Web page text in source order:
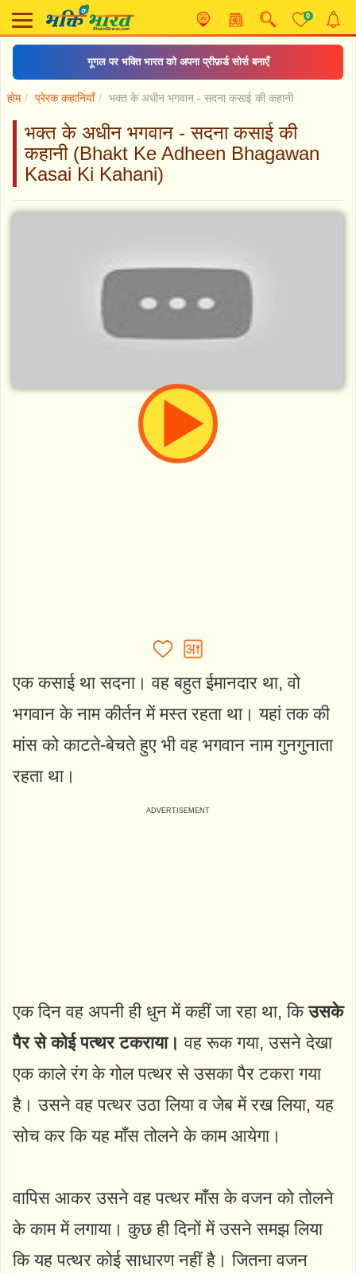
0
गूगल पर भक्ति भारत को अपना प्रीफ़र्ड सोर्स बनाएँ
होम प्रेरक कहानियाँ भक्त के अधीन भगवान - सदना कसाई की कहानी
भक्त के अधीन भगवान - सदना कसाई की
कहानी (Bhakt Ke Adheen Bhagawan
Kasai Ki Kahani)
एक कसाई था सदना। वह बहुत ईमानदार था, वो
भगवान के नाम कीर्तन में मस्त रहता था। यहां तक की
मांस को काटते-बेचते हुए भी वह भगवान नाम गुनगुनाता
रहता था।
एक दिन वह अपनी ही धुन में कहीं जा रहा था, किउसके
पैर से कोई पत्थर टकराया। वह रूक गया, उसने देखा
एक काले रंग के गोल पत्थर से उसका पैर टकरा गया
है। उसने वह पत्थर उठा लिया व जेब में रख लिया, यह
सोच कर कि यह माँस तोलने के काम आयेगा।
वापिस आकर उसने वह पत्थर माँस के वजन को तोलने
के काम में लगाया। कुछ ही दिनों में उसने समझ लिया
कि यह पत्थर कोई साधारण नहीं है। जितना वजन